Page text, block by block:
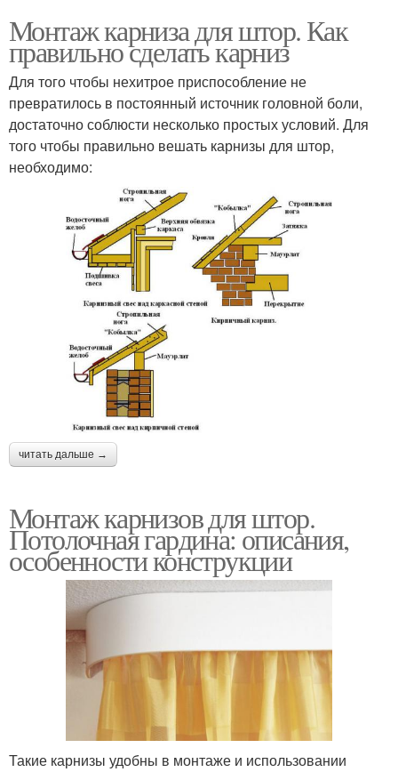
Монтаж карниза для штор. Как
правильно сделать карниз
Для того чтобы нехитрое приспособление не
превратилось в постоянный источник головной боли,
достаточно соблюсти несколько простых условий. Для
того чтобы правильно вешать карнизы для штор,
необходимо:
читать дальше →
Монтаж карнизов для штор.
Потолочная гардина: описания,
особенности конструкции
Такие карнизы удобны в монтаже и использовании